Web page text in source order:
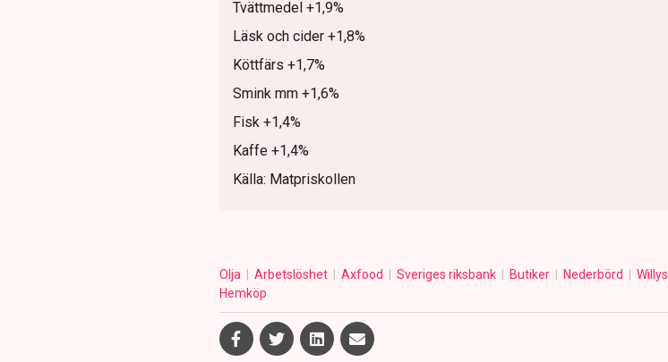
Tvättmedel +1,9%
Läsk och cider +1,8%
Köttfärs +1,7%
Smink mm +1,6%
Fisk +1,4%
Kaffe +1,4%
Källa: Matpriskollen
Olja Arbetslöshet Axfood Sveriges riksbank Butiker Nederbörd Willys
Hemköp